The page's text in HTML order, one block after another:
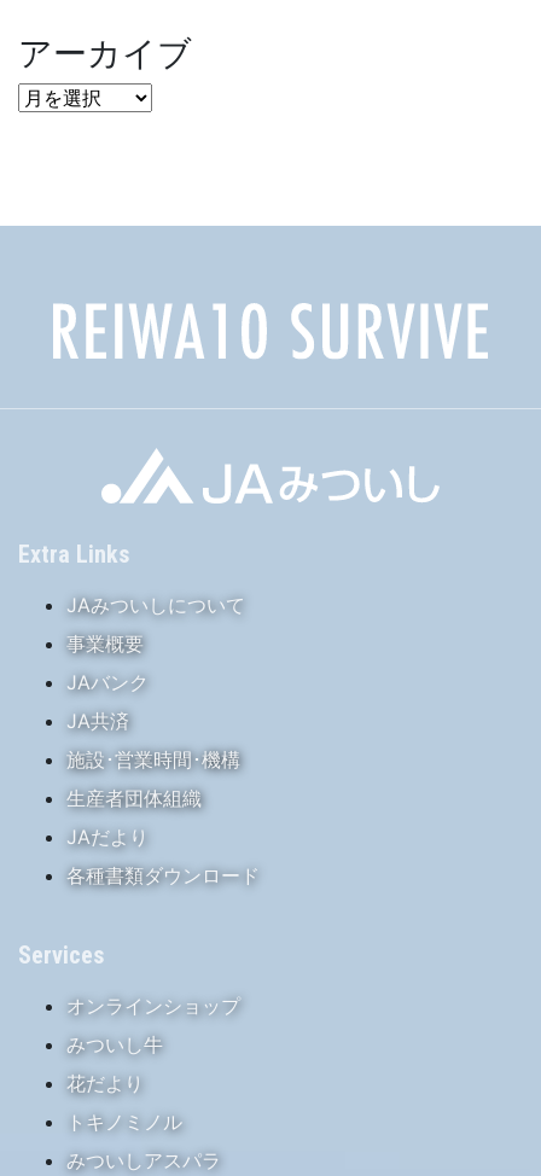
アーカイブ
ア
Extra Links
JAみついしについて
事業概要
JAバンク
JA共済
施設･営業時間･機構
生産者団体組織
JAだより
各種書類ダウンロード
Services
オンラインショップ
みついし牛
花だより
トキノミノル
みついしアスパラ